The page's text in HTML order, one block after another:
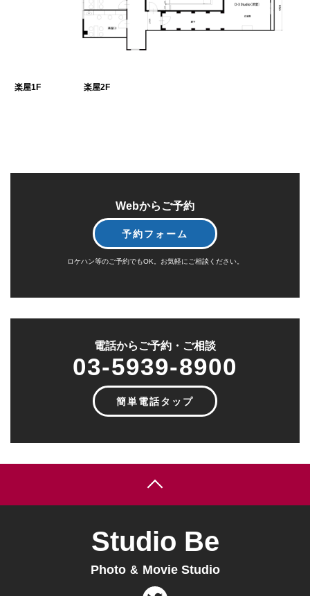
楽屋1F 楽屋2F
Webからご予約
予約フォーム
ロケハン等のご予約でもOK。お気軽にご相談ください。
電話からご予約・ご相談
03-5939-8900
簡単電話タップ
Studio Be
Photo & Movie Studio